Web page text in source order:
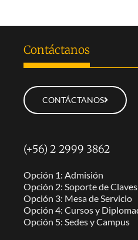
Contáctanos
CONTÁCTANOS
(+56) 2 2999 3862
Opción 1: Admisión
Opción 2: Soporte de Claves
Opción 3: Mesa de Servicio
Opción 4: Cursos y
Opción 5: Sedes y Campus